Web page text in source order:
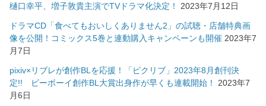
樋口幸平、増子敦貴主演でTVドラマ化決定！
2023年7月12日
ドラマCD「食べてもおいしくありません2」の試聴・店舗特典画
像を公開！コミックス5巻と連動購入キャンペーンも開催 2023年7
月7日
pixiv×リブレが創作BLを応援！「ピクリブ」2023年8月創刊決
定!! ビーボーイ創作BL大賞出身作が早くも連載開始！
2023年7
月6日